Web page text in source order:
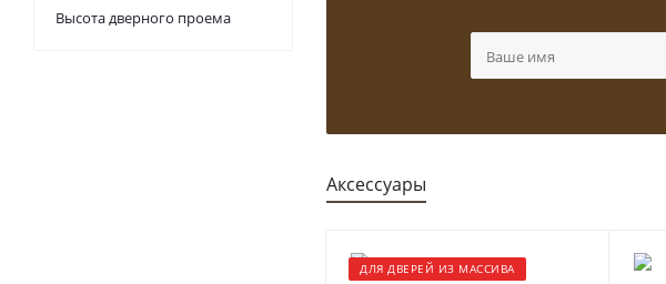
Аксессуары
ДЛЯ ДВЕРЕЙ ИЗ МАССИВА
Высота дверного проема